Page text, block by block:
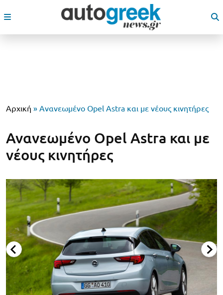
Αρχική » Ανανεωμένο Opel Astra και με νέους κινητήρες
Ανανεωμένο Opel Astra και με
νέους κινητήρες